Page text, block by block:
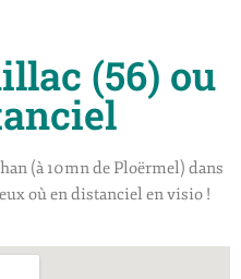
(56) ou
(à 10mn de Ploërmel) dans
où en distanciel en visio !